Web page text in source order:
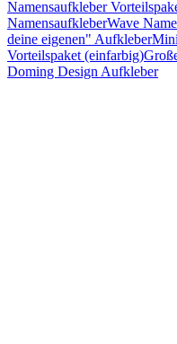
Namensaufkleber
NamensaufkleberWave
deine eigenen" Aufkleber
Vorteilspaket (einfarbig)
Doming Design Aufkleber